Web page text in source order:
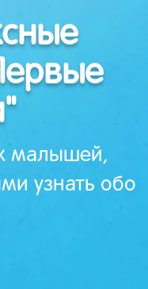
малышей,
узнать обо